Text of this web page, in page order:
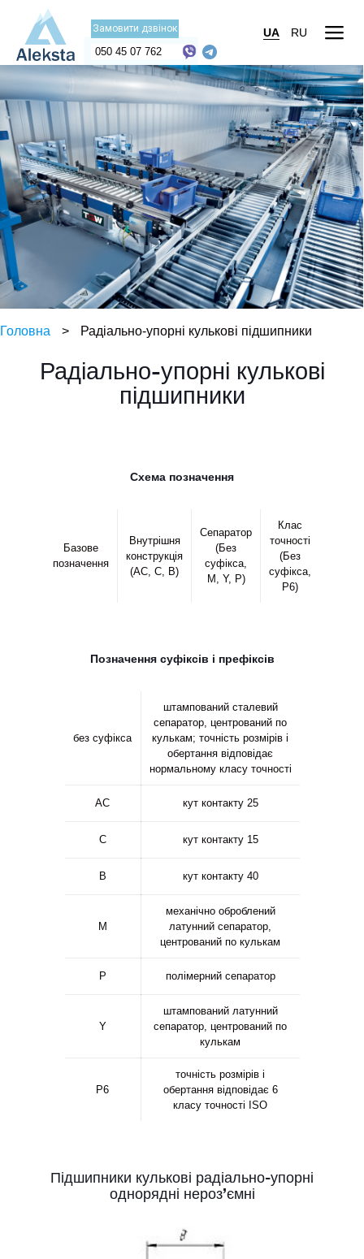
Замовити дзвінок
050 45 07 762
UA RU
Головна > Радіально-упорні кулькові підшипники
Радіально-упорні кулькові
підшипники
Схема позначення
Базове
позначення
Внутрішня
конструкція
(AC, C, B)
Сепаратор
(Без
суфікса,
M, Y, P)
Клас
точності
(Без
суфікса,
P6)
Позначення суфіксів і префіксів
без суфікса
штампований сталевий
сепаратор, центрований по
кулькам; точність розмірів і
обертання відповідає
нормальному класу точності
AC кут контакту 25
C кут контакту 15
B кут контакту 40
M
механічно оброблений
латунний сепаратор,
центрований по кулькам
P полімерний сепаратор
Y
штампований латунний
сепаратор, центрований по
кулькам
P6
точність розмірів і
обертання відповідає 6
класу точності ISO
Підшипники кулькові радіально-упорні
однорядні нероз’ємні